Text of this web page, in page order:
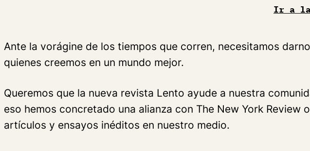
Ir a la
Ante la vorágine de los tiempos que corren, necesitamos
quienes creemos en un mundo mejor.
Queremos que la nueva revista Lento ayude a nuestra
eso hemos concretado una alianza con The New York
artículos y ensayos inéditos en nuestro medio.